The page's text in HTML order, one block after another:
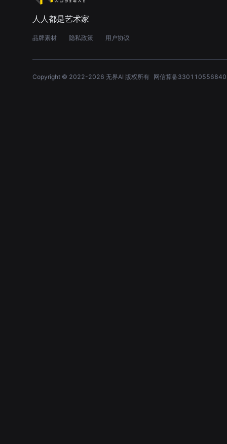
人人都是艺术家
品牌素材 隐私政策 用户协议
Copyright © 2022-2026 无界AI 版权所有 网信算备